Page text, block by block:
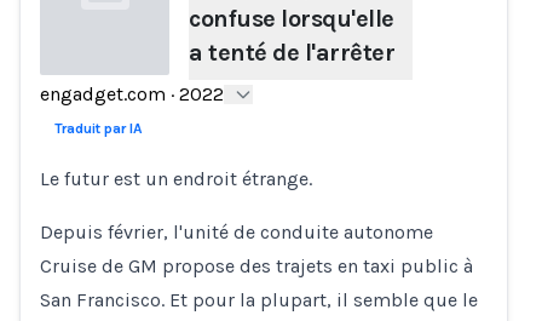
Loading...
confuse lorsqu'elle
a tenté de l'arrêter
engadget.com · 2022
Traduit par IA
Le futur est un endroit étrange.
Depuis février, l'unité de conduite autonome
Cruise de GM propose des trajets en taxi public à
San Francisco. Et pour la plupart, il semble que le